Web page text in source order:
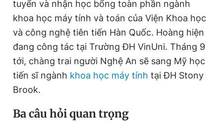
Thông tin tòa soạn Liên hệ quảng cáo
Đọc Thanh Niên trên điện thoại
tuyển và nhận học bổng toàn phần ngành
khoa học máy tính và toán của Viện Khoa học
và công nghệ tiên tiến Hàn Quốc. Hoàng hiện
đang công tác tại Trường ĐH VinUni. Tháng 9
tới, chàng trai người Nghệ An sẽ sang Mỹ học
tiến sĩ ngành khoa học máy tính tại ĐH Stony
Brook.
Ba câu hỏi quan trọng